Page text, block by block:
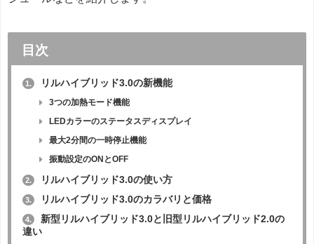
目次
1. リルハイブリッド3.0の新機能
3つの加熱モード機能
LEDカラーのステータスディスプレイ
最大2分間の一時停止機能
振動設定のONとOFF
2. リルハイブリッド3.0の使い方
3. リルハイブリッド3.0のカラバリと価格
4.
新型リルハイブリッド3.0と旧型リルハイブリッド2.0の
違い